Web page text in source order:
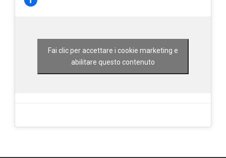
Fai clic per accettare i cookie marketing e
abilitare questo contenuto